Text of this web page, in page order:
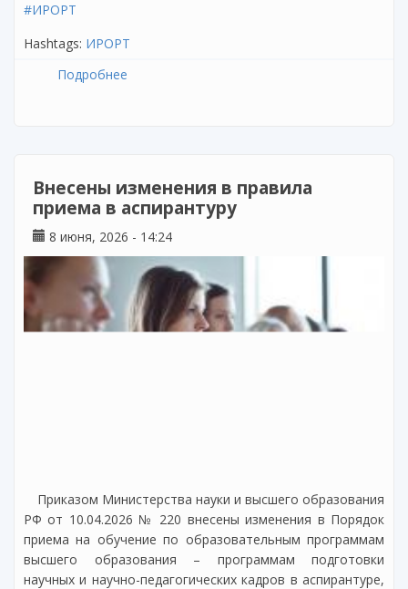
#ИРОРТ
Hashtags: ИРОРТ
Подробнее
Внесены изменения в правила
приема в аспирантуру
8 июня, 2026 - 14:24
Приказом Министерства науки и высшего образования
РФ от 10.04.2026 № 220 внесены изменения в Порядок
приема на обучение по образовательным программам
высшего образования – программам подготовки
научных и научно-педагогических кадров в аспирантуре,